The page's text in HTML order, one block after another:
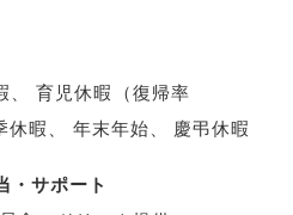
、 育児休暇 （復帰率
休暇、 年末年始、 慶弔休暇
・サポート